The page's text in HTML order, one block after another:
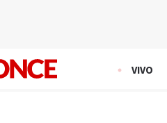
VIVO